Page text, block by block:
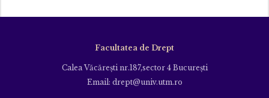
Facultatea de Drept
Calea Văcăreşti nr.187,sector 4 Bucureşti
Email: drept@univ.utm.ro